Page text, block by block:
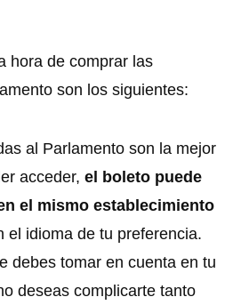
hora de comprar las
son los siguientes:
al Parlamento son la mejor
acceder, el boleto puede
el mismo establecimiento
el idioma de tu preferencia.
debes tomar en cuenta en tu
deseas complicarte tanto